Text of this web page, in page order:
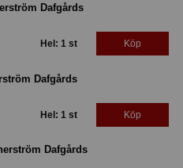
Dafgårds
Hel: 1 st Köp
Dafgårds
Hel: 1 st Köp
Dafgårds